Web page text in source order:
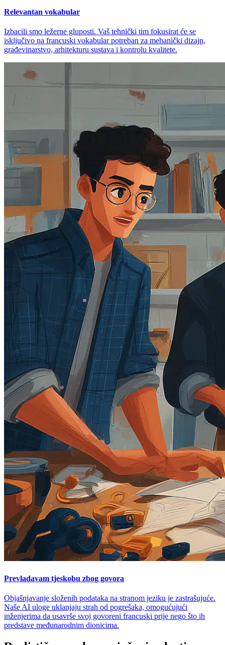
Relevantan vokabular
Izbacili smo ležerne gluposti. Vaš tehnički tim fokusirat će se
isključivo na francuski vokabular potreban za mehanički dizajn,
građevinarstvo, arhitekturu sustava i kontrolu kvalitete.
Prevladavam tjeskobu zbog govora
Objašnjavanje složenih podataka na stranom jeziku je zastrašujuće.
Naše AI uloge uklanjaju strah od pogrešaka, omogućujući
inženjerima da usavrše svoj govoreni francuski prije nego što ih
predstave međunarodnim dionicima.